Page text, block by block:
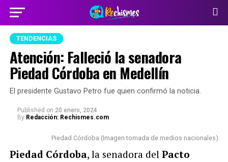
TENDENCIAS
Atención: Falleció la senadora
Piedad Córdoba en Medellín
El presidente Gustavo Petro fue quien confirmó la noticia.
Published on 20 enero, 2024
By Redacción: Rechismes.com
Piedad Córdoba (Imagen tomada de medios nacionales)
Piedad Córdoba, la senadora del Pacto